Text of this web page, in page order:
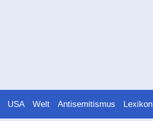
USA Welt Antisemitismus Lexikon